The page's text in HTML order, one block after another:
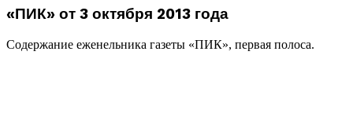
«ПИК» от 3 октября 2013 года
Содержание еженельника газеты «ПИК», первая полоса.